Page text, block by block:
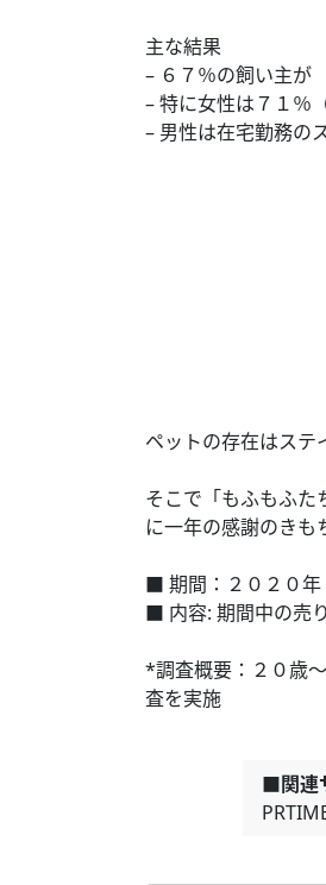
主な結果
– ６７％の飼い主が
– 特に女性は７１％
– 男性は在宅勤務の
ペットの存在はステ
そこで「もふもふ
に一年の感謝のきも
■ 期間：２０２０年
■ 内容: 期間中の売
*調査概要：２０歳
査を実施
■関連